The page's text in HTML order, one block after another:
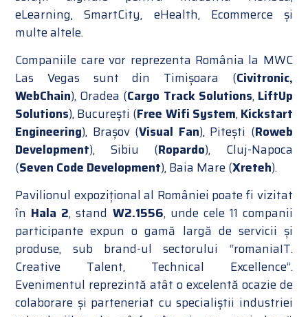
eLearning, SmartCity, eHealth, Ecommerce și
multe altele.
Companiile care vor reprezenta România la MWC
Las Vegas sunt din Timișoara (Civitronic,
WebChain), Oradea (Cargo Track Solutions, LiftUp
Solutions), București (Free Wifi System, Kickstart
Engineering), Brașov (Visual Fan), Pitești (Roweb
Development), Sibiu (Ropardo), Cluj-Napoca
(Seven Code Development), Baia Mare (Xreteh).
Pavilionul expozițional al României poate fi vizitat
în Hala 2, stand W2.1556, unde cele 11 companii
participante expun o gamă largă de servicii și
produse, sub brand-ul sectorului “romaniaIT.
Creative Talent, Technical Excellence”.
Evenimentul reprezintă atât o excelentă ocazie de
colaborare și parteneriat cu specialiștii industriei